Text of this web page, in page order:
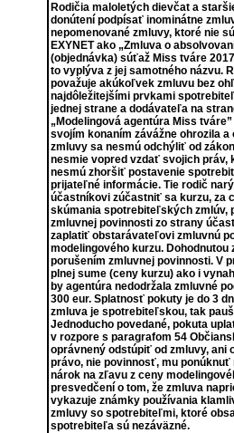
Rodičia maloletých dievčat a
donútení podpísať inominátne
nepomenované zmluvy, ktoré nie
EXYNET ako „Zmluva o
(objednávka) súťaž Miss tváre
to vyplýva z jej samotného názvu.
považuje akúkoľvek zmluvu bez
najdôležitejšími prvkami
jednej strane a dodávateľa na
„Modelingová agentúra Miss
svojím konaním závážne ohrozila
zmluvy sa nesmú odchýliť od
nesmie vopred vzdať svojich práv,
nesmú zhoršiť postavenie
prijateľné informácie. Tie rodič
účastníkovi zúčastniť sa kurzu, za
skúmania spotrebiteľských zmlúv,
zmluvnej povinnosti zo strany
zaplatiť obstarávateľovi zmluvnú
modelingového kurzu.
porušením zmluvnej povinnosti. V
plnej sume (ceny kurzu) ako i
by agentúra nedodržala zmluvné
300 eur. Splatnosť pokuty je do 3
zmluva je spotrebiteľskou, tak
Jednoducho povedané, pokuta
v rozpore s paragrafom 54
oprávnený odstúpiť od zmluvy, ani
právo, nie povinnosť, mu ponúknuť
nárok na zľavu z ceny
presvedčení o tom, že zmluva
vykazuje známky používania
zmluvy so spotrebiteľmi, ktoré
spotrebiteľa sú nezáväzné.